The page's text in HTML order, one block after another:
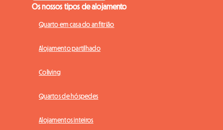
Os nossos tipos de alojamento
Quarto em casa do anfitrião
Alojamento partilhado
Coliving
Quartos de hóspedes
Alojamentos inteiros